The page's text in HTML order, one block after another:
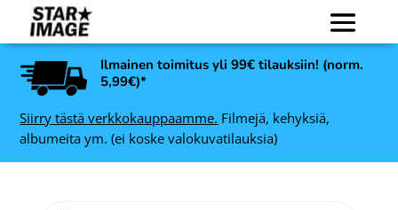
Ilmainen toimitus yli 99€ tilauksiin! (norm.
5,99€)*
Siirry tästä verkkokauppaamme. Filmejä, kehyksiä,
albumeita ym. (ei koske valokuvatilauksia)